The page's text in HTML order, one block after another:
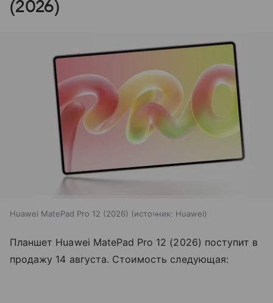
(2026)
Huawei MatePad Pro 12 (2026) источник: Huawei
Планшет Huawei MatePad Pro 12 (2026) поступит в
продажу 14 августа. Стоимость следующая: